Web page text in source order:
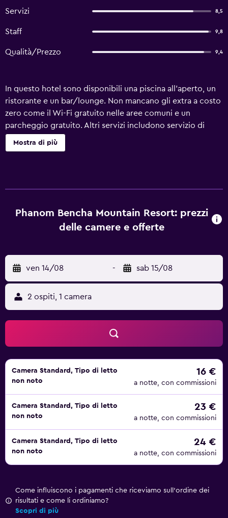
Servizi 8,5
Staff 9,8
Qualità/Prezzo 9,4
In questo hotel sono disponibili una piscina all'aperto, un
ristorante e un bar/lounge. Non mancano gli extra a costo
zero come il Wi-Fi gratuito nelle aree comuni e un
parcheggio gratuito. Altri servizi includono servizio di
lavanderia e lavaggio a secco, supporto per la
prenotazione di escursioni e biglietti e un giardino. Il
eseguite solo in alcuni giorni. I servizi ricreativi di un hotel
includono una piscina all'aperto. Le attività ricreative
Mostra di più
Phanom Bencha Mountain Resort: prezzi
delle camere e offerte
ven 14/08 - sab 15/08
2 ospiti, 1 camera
Camera Standard, Tipo di letto
non noto
16 €
a notte, con commissioni
Camera Standard, Tipo di letto
non noto
23 €
a notte, con commissioni
Camera Standard, Tipo di letto
non noto
24 €
a notte, con commissioni
Come influiscono i pagamenti che riceviamo sull'ordine dei
risultati e come li ordiniamo?
Scopri di più